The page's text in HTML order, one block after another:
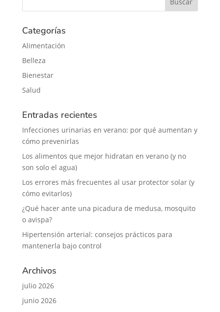
Categorías
Alimentación
Belleza
Bienestar
Salud
Entradas recientes
Infecciones urinarias en verano: por qué aumentan y
cómo prevenirlas
Los alimentos que mejor hidratan en verano (y no
son solo el agua)
Los errores más frecuentes al usar protector solar (y
cómo evitarlos)
¿Qué hacer ante una picadura de medusa, mosquito
o avispa?
Hipertensión arterial: consejos prácticos para
mantenerla bajo control
Archivos
julio 2026
junio 2026